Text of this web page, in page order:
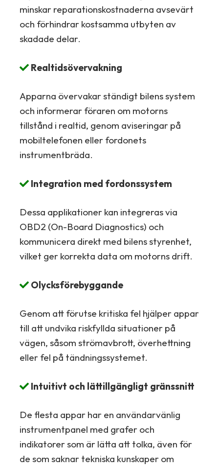
minskar reparationskostnaderna avsevärt
och förhindrar kostsamma utbyten av
skadade delar.
Realtidsövervakning
Apparna övervakar ständigt bilens system
och informerar föraren om motorns
tillstånd i realtid, genom aviseringar på
mobiltelefonen eller fordonets
instrumentbräda.
Integration med fordonssystem
Dessa applikationer kan integreras via
OBD2 (On-Board Diagnostics) och
kommunicera direkt med bilens styrenhet,
vilket ger korrekta data om motorns drift.
Olycksförebyggande
Genom att förutse kritiska fel hjälper appar
till att undvika riskfyllda situationer på
vägen, såsom strömavbrott, överhettning
eller fel på tändningssystemet.
Intuitivt och lättillgängligt gränssnitt
De flesta appar har en användarvänlig
instrumentpanel med grafer och
indikatorer som är lätta att tolka, även för
de som saknar tekniska kunskaper om